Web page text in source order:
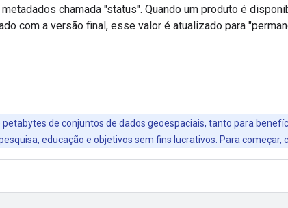
chamada "status". Quando um produto é
com a versão final, esse valor é atualizado para
de conjuntos de dados geoespaciais, tanto para
educação e objetivos sem fins lucrativos. Para começar,